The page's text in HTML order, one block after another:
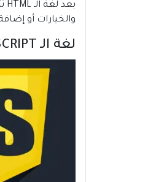
والخيارات أو
لغة الـ JAVASCRIPT